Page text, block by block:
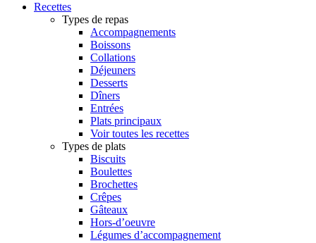
Recettes
Types de repas
Accompagnements
Boissons
Collations
Déjeuners
Desserts
Dîners
Entrées
Plats principaux
Voir toutes les recettes
Types de plats
Biscuits
Boulettes
Brochettes
Crêpes
Gâteaux
Hors-d’oeuvre
Légumes d’accompagnement